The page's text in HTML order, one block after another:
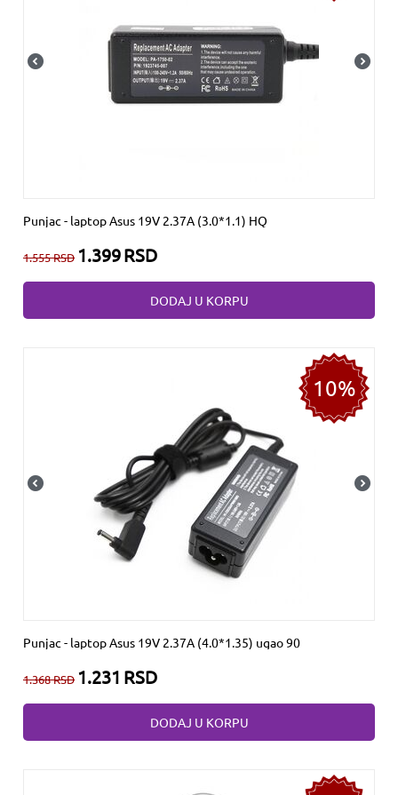
Punjac - laptop Asus 19V 2.37A (3.0*1.1) HQ
1.555RSD 1.399RSD
DODAJ U KORPU
10%
Punjac - laptop Asus 19V 2.37A (4.0*1.35) ugao 90
1.368RSD 1.231 RSD
DODAJ U KORPU